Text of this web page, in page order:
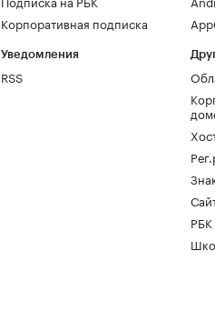
Корпоративная подписка
Уведомления
RSS